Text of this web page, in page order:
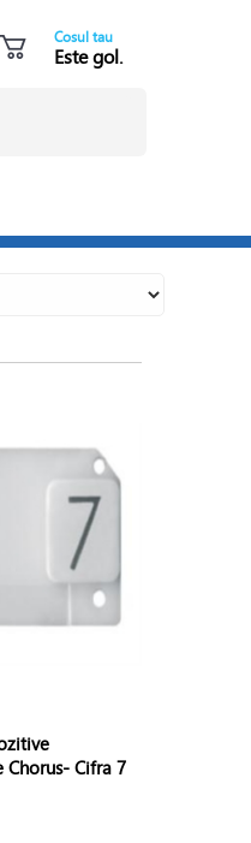
Cosul tau
Este gol.
Cifra 7